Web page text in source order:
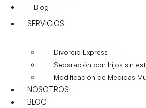
Blog
SERVICIOS
Divorcio Express
Separación con hijos sin
Modificación de Medidas
NOSOTROS
BLOG